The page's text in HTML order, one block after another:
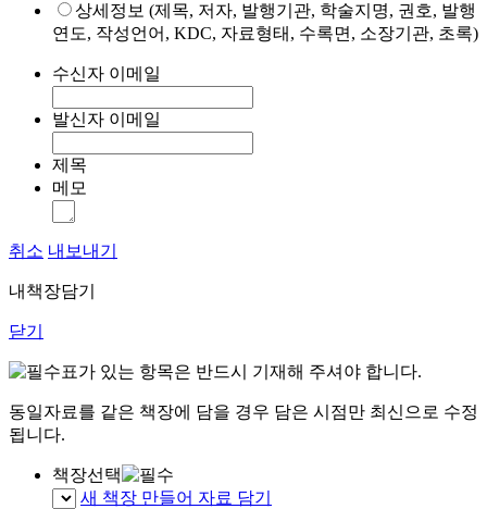
상세정보 (제목, 저자, 발행기관, 학술지명, 권호, 발행
연도, 작성언어, KDC, 자료형태, 수록면, 소장기관, 초록)
수신자 이메일
발신자 이메일
제목
메모
취소 내보내기
내책장담기
닫기
표가 있는 항목은 반드시 기재해 주셔야 합니다.
동일자료를 같은 책장에 담을 경우 담은 시점만 최신으로 수정
됩니다.
책장선택
새 책장 만들어 자료 담기